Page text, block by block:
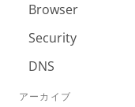
Browser
Security
DNS
アーカイブ